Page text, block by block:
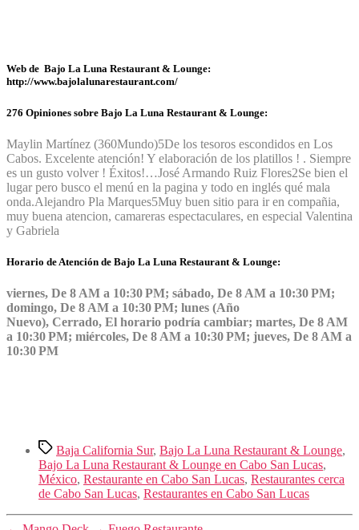
Web de Bajo La Luna Restaurant & Lounge:
http://www.bajolalunarestaurant.com/
276 Opiniones sobre Bajo La Luna Restaurant & Lounge:
Maylin Martínez (360Mundo)5De los tesoros escondidos en Los
Cabos. Excelente atención! Y elaboración de los platillos ! . Siempre
es un gusto volver ! Éxitos!…José Armando Ruiz Flores2Se bien el
lugar pero busco el menú en la pagina y todo en inglés qué mala
onda.Alejandro Pla Marques5Muy buen sitio para ir en compañia,
muy buena atencion, camareras espectaculares, en especial Valentina
y Gabriela
Horario de Atención de Bajo La Luna Restaurant & Lounge:
viernes, De 8 AM a 10:30 PM; sábado, De 8 AM a 10:30 PM;
domingo, De 8 AM a 10:30 PM; lunes (Año
Nuevo), Cerrado, El horario podría cambiar; martes, De 8 AM
a 10:30 PM; miércoles, De 8 AM a 10:30 PM; jueves, De 8 AM a
10:30 PM
Etiquetas
Baja California Sur, Bajo La Luna Restaurant & Lounge,
Bajo La Luna Restaurant & Lounge en Cabo San Lucas,
México, Restaurante en Cabo San Lucas, Restaurantes cerca
de Cabo San Lucas, Restaurantes en Cabo San Lucas